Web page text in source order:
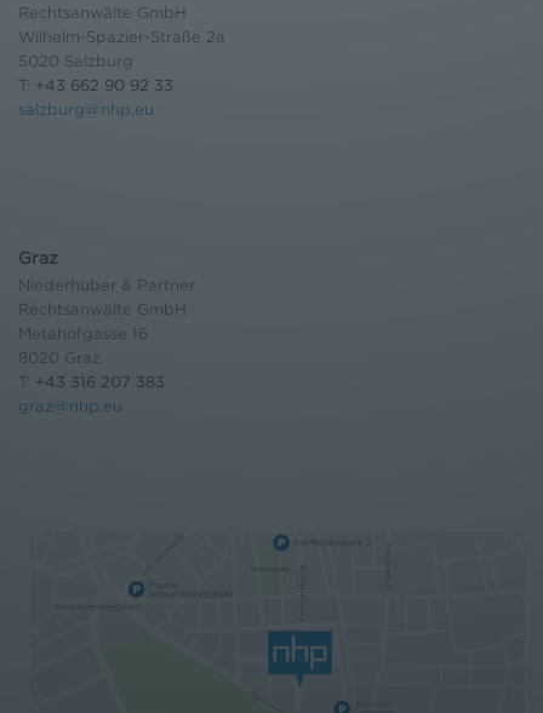
Rechtsanwälte GmbH
Wilhelm-Spazier-Straße 2a
5020 Salzburg
T: +43 662 90 92 33
salzburg@nhp.eu
Graz
Niederhuber & Partner
Rechtsanwälte GmbH
Metahofgasse 16
8020 Graz
T: +43 316 207 383
graz@nhp.eu